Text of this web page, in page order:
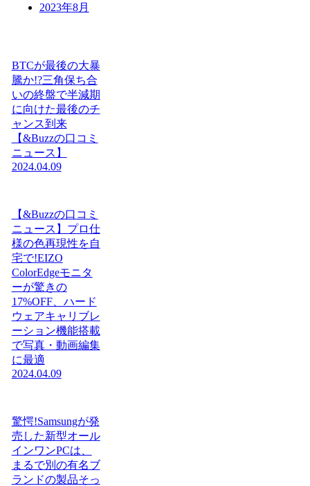
2023年8月
BTCが最後の大暴
騰か!?三角保ち合
いの終盤で半減期
に向けた最後のチ
ャンス到来
【&Buzzの口コミ
ニュース】
2024.04.09
【&Buzzの口コミ
ニュース】プロ仕
様の色再現性を自
宅で!EIZO
ColorEdgeモニタ
ーが驚きの
17%OFF、ハード
ウェアキャリブレ
ーション機能搭載
で写真・動画編集
に最適
2024.04.09
驚愕!Samsungが発
売した新型オール
インワンPCは、
まるで別の有名ブ
ランドの製品そっ